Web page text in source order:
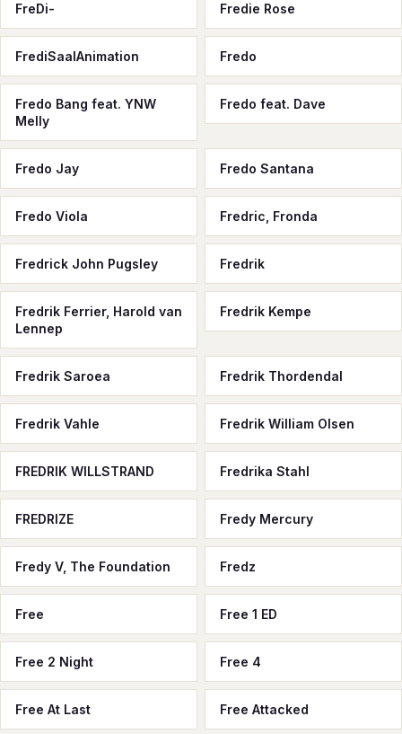
FreDi- Fredie Rose
FrediSaalAnimation Fredo
Fredo Bang feat. YNW
Melly
Fredo feat. Dave
Fredo Jay Fredo Santana
Fredo Viola Fredric, Fronda
Fredrick John Pugsley Fredrik
Fredrik Ferrier, Harold van
Lennep
Fredrik Kempe
Fredrik Saroea Fredrik Thordendal
Fredrik Vahle Fredrik William Olsen
FREDRIK WILLSTRAND Fredrika Stahl
FREDRIZE Fredy Mercury
Fredy V, The Foundation Fredz
Free Free 1 ED
Free 2 Night Free 4
Free At Last Free Attacked